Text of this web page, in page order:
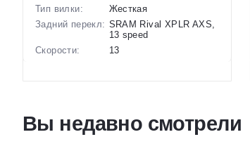
Тип вилки:
Жесткая
Задний перекл: SRAM Rival XPLR AXS,
13 speed
Скорости:
13
колес:
Цвет-размер в
20.5 Зеленый-Серый
Вы недавно смотрели